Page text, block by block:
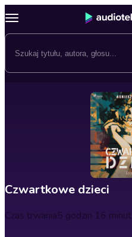
Czwartkowe dzieci
Czas trwania5 godzin 16 minut